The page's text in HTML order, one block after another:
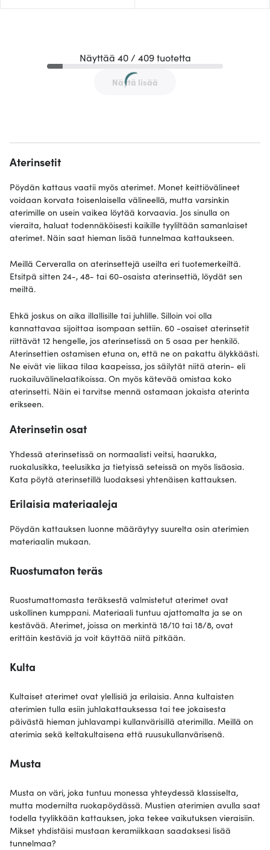
Näyttää 40 / 409 tuotetta
Näytä lisää
Aterinsetit
Pöydän kattaus vaatii myös aterimet. Monet keittiövälineet
voidaan korvata toisenlaisella välineellä, mutta varsinkin
aterimille on usein vaikea löytää korvaavia. Jos sinulla on
vieraita, haluat todennäköisesti kaikille tyyliltään samanlaiset
aterimet. Näin saat hieman lisää tunnelmaa kattaukseen.
Meillä Cerveralla on aterinsettejä useilta eri tuotemerkeiltä.
Etsitpä sitten 24-, 48- tai 60-osaista aterinsettiä, löydät sen
meiltä.
Ehkä joskus on aika illallisille tai juhlille. Silloin voi olla
kannattavaa sijoittaa isompaan settiin. 60 -osaiset aterinsetit
riittävät 12 hengelle, jos aterinsetissä on 5 osaa per henkilö.
Aterinsettien ostamisen etuna on, että ne on pakattu älykkäästi.
Ne eivät vie liikaa tilaa kaapeissa, jos säilytät niitä aterin- eli
ruokailuvälinelaatikoissa. On myös kätevää omistaa koko
aterinsetti. Näin ei tarvitse mennä ostamaan jokaista aterinta
erikseen.
Aterinsetin osat
Yhdessä aterinsetissä on normaalisti veitsi, haarukka,
ruokalusikka, teelusikka ja tietyissä seteissä on myös lisäosia.
Kata pöytä aterinsetillä luodaksesi yhtenäisen kattauksen.
Erilaisia materiaaleja
Pöydän kattauksen luonne määräytyy suurelta osin aterimien
materiaalin mukaan.
Ruostumaton teräs
Ruostumattomasta teräksestä valmistetut aterimet ovat
uskollinen kumppani. Materiaali tuntuu ajattomalta ja se on
kestävää. Aterimet, joissa on merkintä 18/10 tai 18/8, ovat
erittäin kestäviä ja voit käyttää niitä pitkään.
Kulta
Kultaiset aterimet ovat ylellisiä ja erilaisia. Anna kultaisten
aterimien tulla esiin juhlakattauksessa tai tee jokaisesta
päivästä hieman juhlavampi kullanvärisillä aterimilla. Meillä on
aterimia sekä keltakultaisena että ruusukullanvärisenä.
Musta
Musta on väri, joka tuntuu monessa yhteydessä klassiselta,
mutta modernilta ruokapöydässä. Mustien aterimien avulla saat
todella tyylikkään kattauksen, joka tekee vaikutuksen vieraisiin.
Mikset yhdistäisi mustaan ​​keramiikkaan saadaksesi lisää
tunnelmaa?